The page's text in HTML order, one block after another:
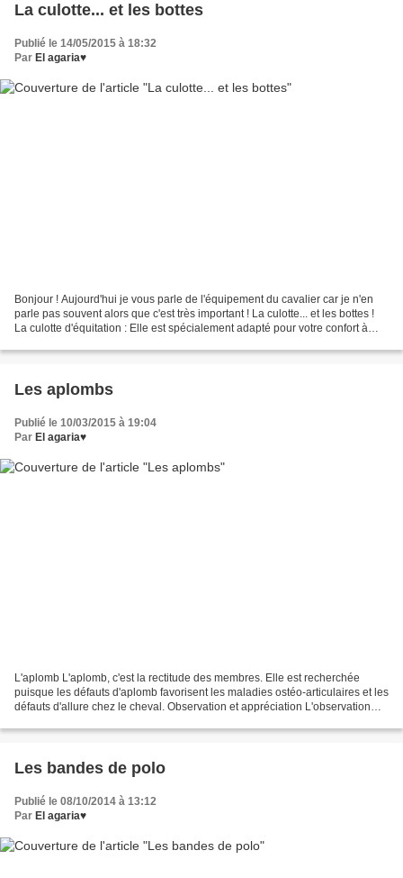
La culotte... et les bottes
Publié le 14/05/2015 à 18:32
Par El agaria♥
Bonjour ! Aujourd'hui je vous parle de l'équipement du cavalier car je n'en
parle pas souvent alors que c'est très important ! La culotte... et les bottes !
La culotte d'équitation : Elle est spécialement adapté pour votre confort à
Les aplombs
Publié le 10/03/2015 à 19:04
Par El agaria♥
L'aplomb L'aplomb, c'est la rectitude des membres. Elle est recherchée
puisque les défauts d'aplomb favorisent les maladies ostéo-articulaires et les
défauts d'allure chez le cheval. Observation et appréciation L'observation
Les bandes de polo
Publié le 08/10/2014 à 13:12
Par El agaria♥